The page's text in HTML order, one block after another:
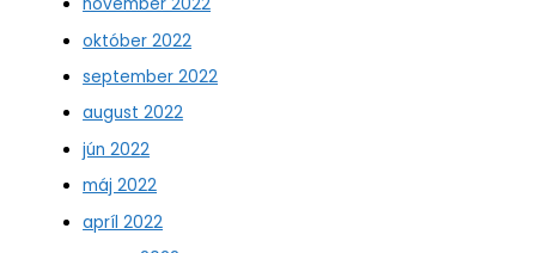
október 2022
september 2022
august 2022
jún 2022
máj 2022
apríl 2022